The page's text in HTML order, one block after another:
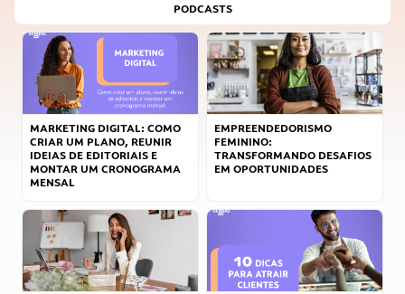
PODCASTS
MARKETING DIGITAL: COMO
CRIAR UM PLANO, REUNIR
IDEIAS DE EDITORIAIS E
MONTAR UM CRONOGRAMA
MENSAL
EMPREENDEDORISMO
FEMININO:
TRANSFORMANDO DESAFIOS
EM OPORTUNIDADES